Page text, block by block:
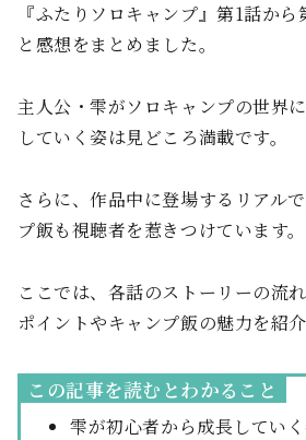
『ふたりソロキャンプ』第1話か
と感想をまとめました。
主人公・雫がソロキャンプの世界
していく姿は見どころ満載です。
さらに、作品中に登場するリアル
プ飯も視聴者を惹きつけています。
ここでは、各話のストーリーの流
ポイントやキャンプ飯の魅力を紹介
この記事を読むとわかること
雫が初心者から成長してい